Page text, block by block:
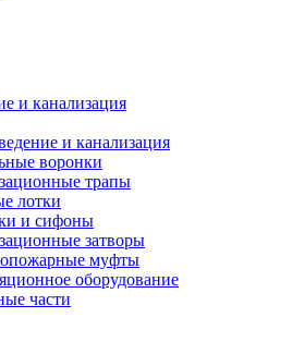
и канализация
и канализация
воронки
трапы
лотки
и сифоны
затворы
муфты
оборудование
части